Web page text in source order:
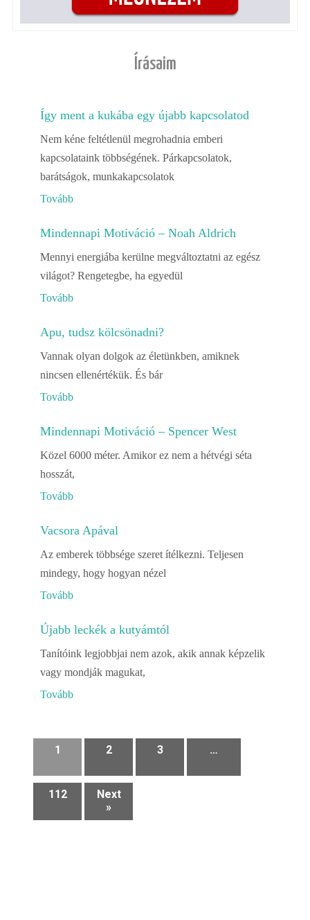
Írásaim
Így ment a kukába egy újabb kapcsolatod
Nem kéne feltétlenül megrohadnia emberi
kapcsolataink többségének. Párkapcsolatok,
barátságok, munkakapcsolatok
Tovább
Mindennapi Motiváció – Noah Aldrich
Mennyi energiába kerülne megváltoztatni az egész
világot? Rengetegbe, ha egyedül
Tovább
Apu, tudsz kölcsönadni?
Vannak olyan dolgok az életünkben, amiknek
nincsen ellenértékük. És bár
Tovább
Mindennapi Motiváció – Spencer West
Közel 6000 méter. Amikor ez nem a hétvégi séta
hosszát,
Tovább
Vacsora Apával
Az emberek többsége szeret ítélkezni. Teljesen
mindegy, hogy hogyan nézel
Tovább
Újabb leckék a kutyámtól
Tanítóink legjobbjai nem azok, akik annak képzelik
vagy mondják magukat,
Tovább
1 2 3 …
112
Next
»